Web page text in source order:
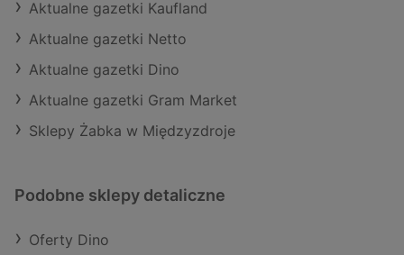
Aktualne gazetki Kaufland
Aktualne gazetki Netto
Aktualne gazetki Dino
Aktualne gazetki Gram Market
Sklepy Żabka w Międzyzdroje
Podobne sklepy detaliczne
Oferty Dino